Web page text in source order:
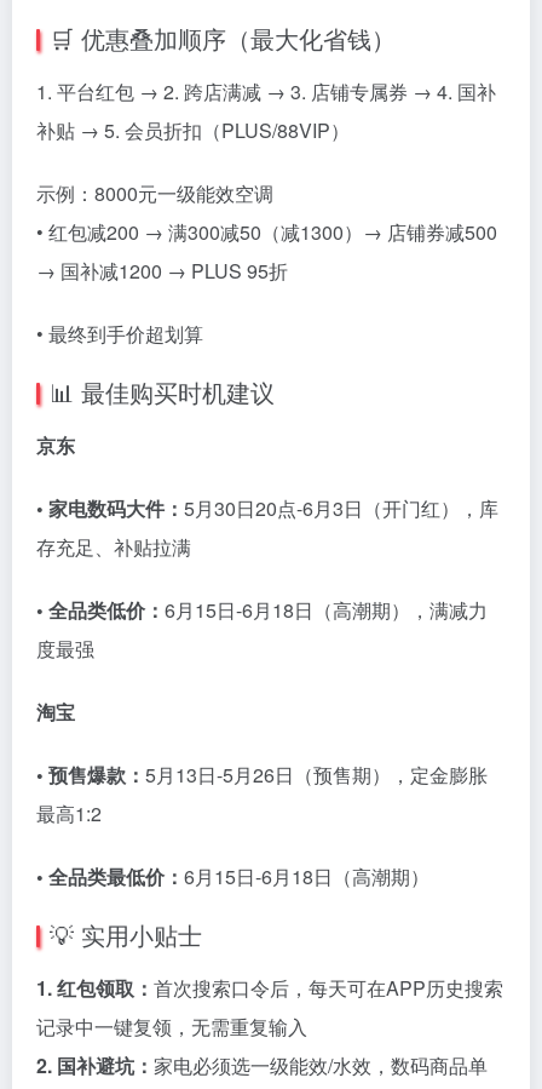
🛒 优惠叠加顺序（最大化省钱）
1. 平台红包 → 2. 跨店满减 → 3. 店铺专属券 → 4. 国补
补贴 → 5. 会员折扣（PLUS/88VIP）
示例：8000元一级能效空调
• 红包减200 → 满300减50（减1300）→ 店铺券减500
→ 国补减1200 → PLUS 95折
• 最终到手价超划算
📊 最佳购买时机建议
京东
• 家电数码大件： 5月30日20点-6月3日（开门红），库
存充足、补贴拉满
• 全品类低价： 6月15日-6月18日（高潮期），满减力
度最强
淘宝
• 预售爆款： 5月13日-5月26日（预售期），定金膨胀
最高1:2
• 全品类最低价： 6月15日-6月18日（高潮期）
💡 实用小贴士
1. 红包领取： 首次搜索口令后，每天可在APP历史搜索
记录中一键复领，无需重复输入
2. 国补避坑： 家电必须选一级能效/水效，数码商品单